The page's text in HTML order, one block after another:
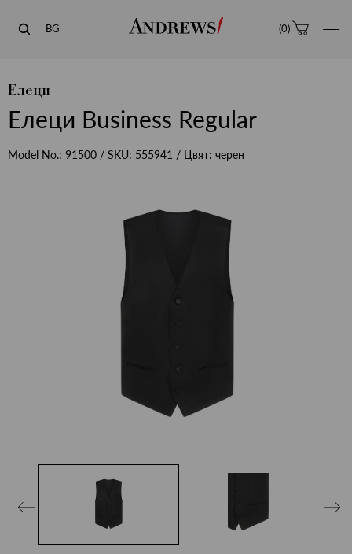
Andrews
BG (0)
Елеци
Елеци Business Regular
Model No.: 91500 / SKU: 555941 / Цвят: черен